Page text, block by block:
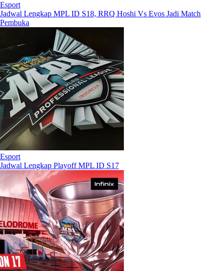
Esport
Jadwal Lengkap MPL ID S18, RRQ Hoshi Vs Evos Jadi Match
Pembuka
Esport
Jadwal Lengkap Playoff MPL ID S17